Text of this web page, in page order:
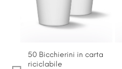
50 Bicchierini in carta
riciclabile